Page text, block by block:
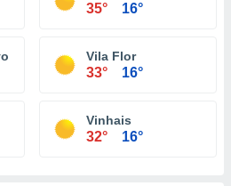
35° 16°
Vila Flor
33° 16°
Vinhais
32° 16°